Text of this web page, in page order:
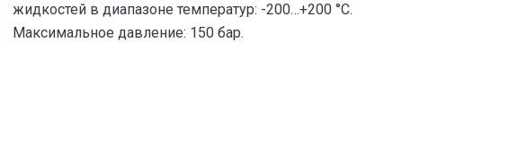
жидкостей в диапазоне температур: -200…+200 °С.
Максимальное давление: 150 бар.